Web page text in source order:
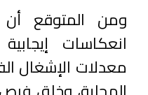
ومن المتوقع
انعكاسات
معدلات الإشغال